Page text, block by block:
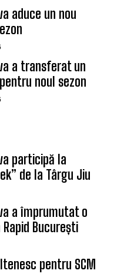
aduce un nou
a transferat un
noul sezon
participă la
de la Târgu Jiu
a împrumutat o
București
pentru SCM